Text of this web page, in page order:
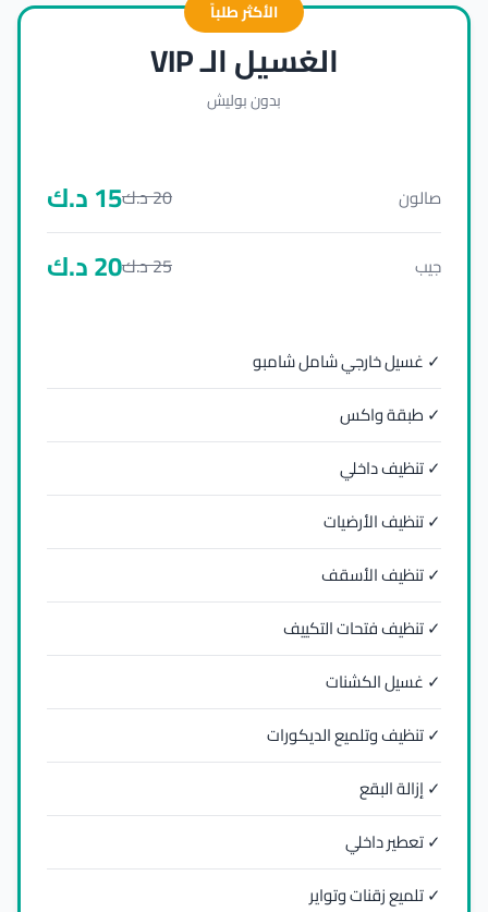
الأكثر طلباً
الغسيل الـ VIP
بدون بوليش
صالون 20د.ك15د.ك
جيب 25د.ك20د.ك
✓ غسيل خارجي شامل شامبو
✓ طبقة واكس
✓ تنظيف داخلي
✓ تنظيف الأرضيات
✓ تنظيف الأسقف
✓ تنظيف فتحات التكييف
✓ غسيل الكشنات
✓ تنظيف وتلميع الديكورات
✓ إزالة البقع
✓ تعطير داخلي
✓ تلميع زقنات وتواير